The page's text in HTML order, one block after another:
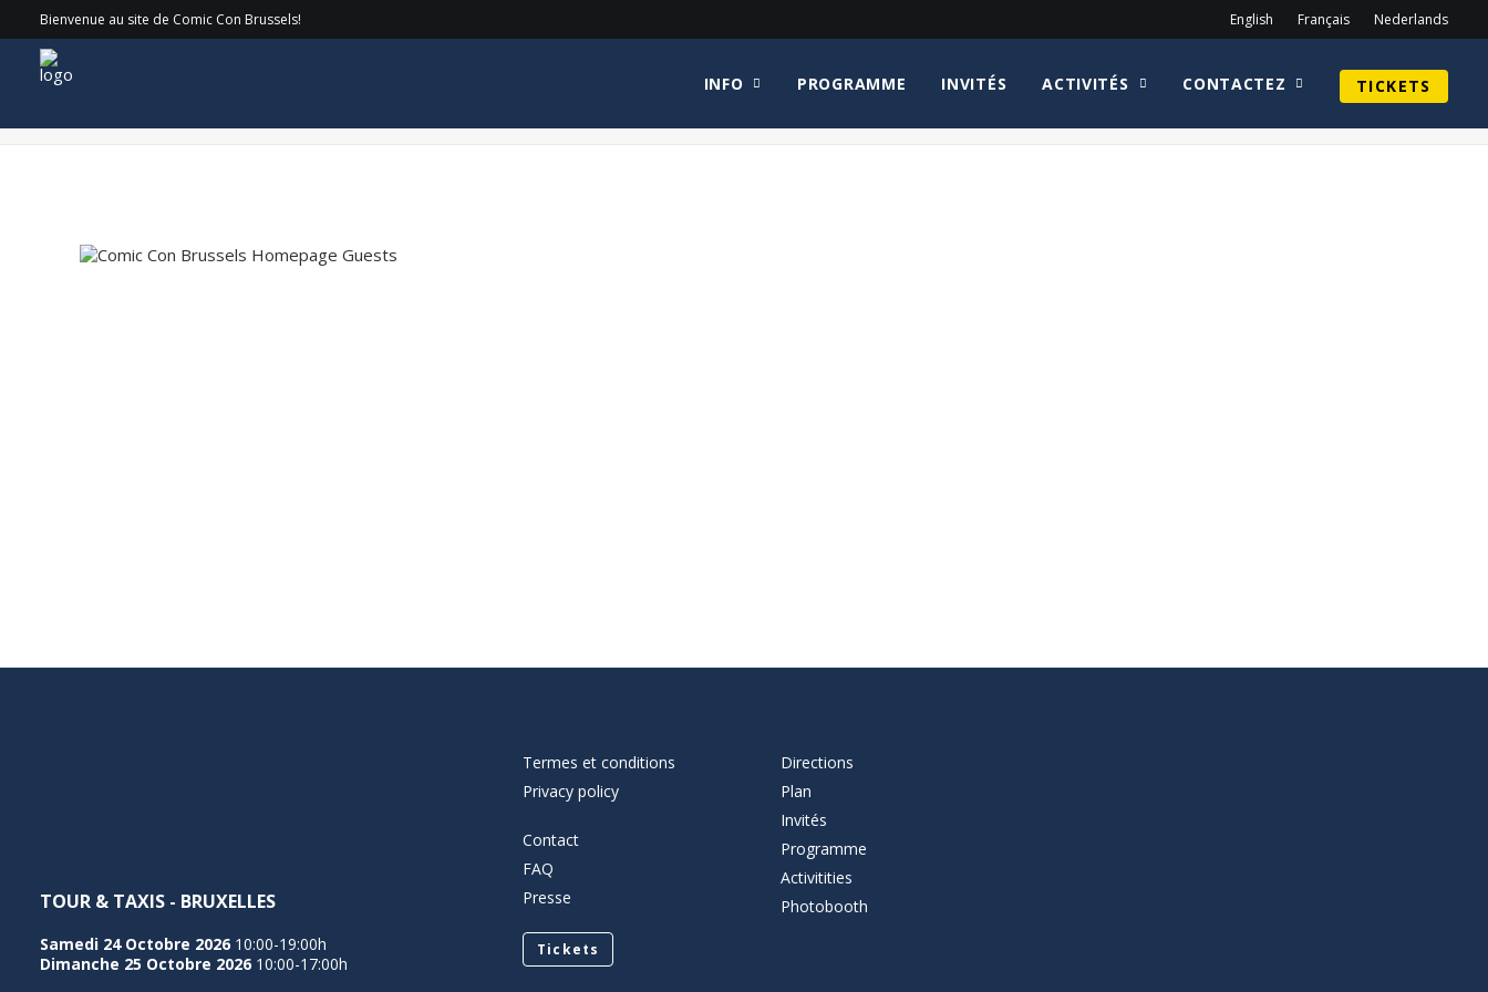
Bienvenue au site de Comic Con Brussels! English Français Nederlands
INFO PROGRAMME INVITÉS ACTIVITÉS CONTACTEZ TICKETS
COMICCON_24-SATURDAY_044 copy2 Home homepage fr COMICCON_24-SATURDAY_044 copy2
TOUR & TAXIS - BRUXELLES
Samedi 24 Octobre 2026 10:00-19:00h
Dimanche 25 Octobre 2026 10:00-17:00h
Termes et conditions
Privacy policy
Contact
FAQ
Presse
Tickets
Directions
Plan
Invités
Programme
Activitities
Photobooth